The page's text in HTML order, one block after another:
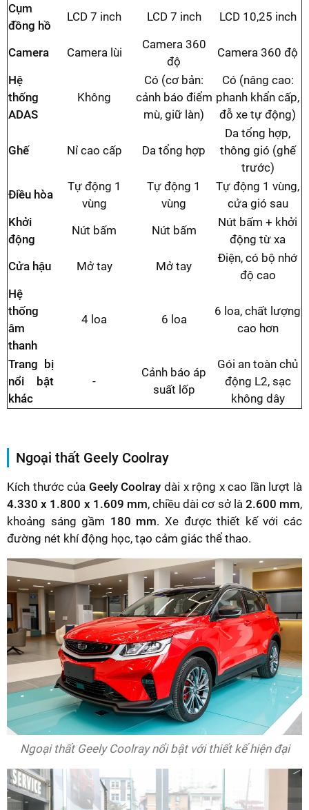
Cụm
đồng hồ
LCD 7 inch LCD 7 inch LCD 10,25 inch
Camera Camera lùi
Camera 360
độ
Camera 360 độ
Hệ
thống
ADAS
Không
Có (cơ bản:
cảnh báo điểm
mù, giữ làn)
Có (nâng cao:
phanh khẩn cấp,
đỗ xe tự động)
Ghế Nỉ cao cấp Da tổng hợp
Da tổng hợp,
thông gió (ghế
trước)
Điều hòa
Tự động 1
vùng
Tự động 1
vùng
Tự động 1 vùng,
cửa gió sau
Khởi
động
Nút bấm Nút bấm
Nút bấm + khởi
động từ xa
Cửa hậu
Mở tay Mở tay
Điện, có bộ nhớ
độ cao
Hệ
thống
âm
thanh
4 loa 6 loa
6 loa, chất lượng
cao hơn
Trang bị
nổi bật
khác
-
Cảnh báo áp
suất lốp
Gói an toàn chủ
động L2, sạc
không dây
Ngoại thất Geely Coolray
Kích thước của Geely Coolray dài x rộng x cao lần lượt là
4.330 x 1.800 x 1.609 mm, chiều dài cơ sở là 2.600 mm,
khoảng sáng gầm 180 mm. Xe được thiết kế với các
đường nét khí động học, tạo cảm giác thể thao.
Ngoại thất Geely Coolray nổi bật với thiết kế hiện đại